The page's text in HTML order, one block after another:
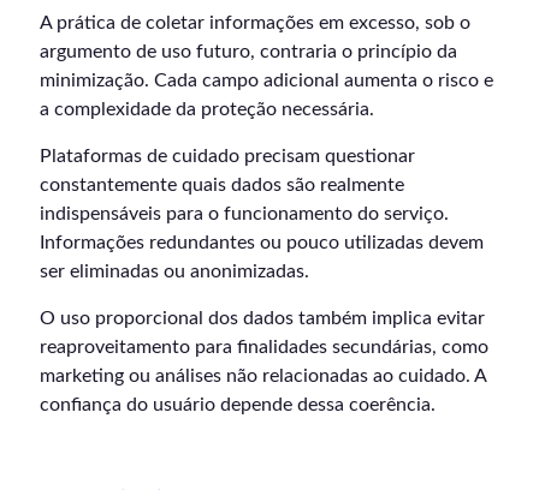
A prática de coletar informações em excesso, sob o
argumento de uso futuro, contraria o princípio da
minimização. Cada campo adicional aumenta o risco e
a complexidade da proteção necessária.
Plataformas de cuidado precisam questionar
constantemente quais dados são realmente
indispensáveis para o funcionamento do serviço.
Informações redundantes ou pouco utilizadas devem
ser eliminadas ou anonimizadas.
O uso proporcional dos dados também implica evitar
reaproveitamento para finalidades secundárias, como
marketing ou análises não relacionadas ao cuidado. A
confiança do usuário depende dessa coerência.